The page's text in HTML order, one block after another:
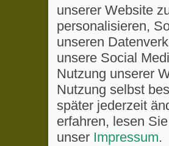
unserer Website
personalisieren,
unseren
unsere Social
Nutzung unserer
Nutzung selbst
später jederzeit
erfahren, lesen
unser Impressum.